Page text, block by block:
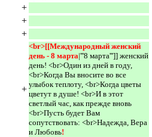
+
+
+
+
<br>[[Международный женский
день - 8 марта|'''8 марта''']] женский
день! <br>Один из дней в году,
<br>Когда Вы вносите во все
улыбок теплоту, <br>Когда цветы
цветут в душе! <br>И в этот
светлый час, как прежде вновь
<br>Пусть будет Вам
сопутствовать: <br>Надежда, Вера
и Любовь!